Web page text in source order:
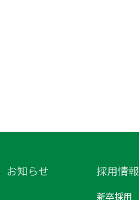
お知らせ 採用情報
新卒採用